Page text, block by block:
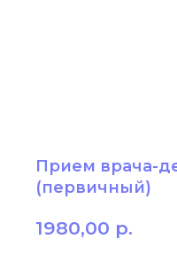
Прием врача-
(первичный)
1980,00 р.